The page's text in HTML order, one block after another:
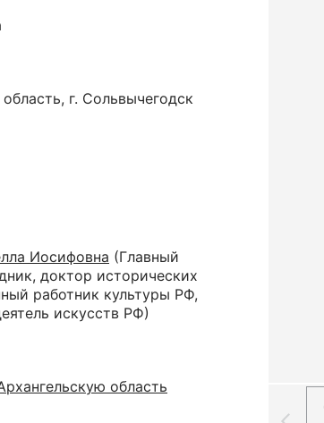
г. Сольвычегодск
Иосифовна (Главный
доктор исторических
работник культуры РФ,
искусств РФ)
область